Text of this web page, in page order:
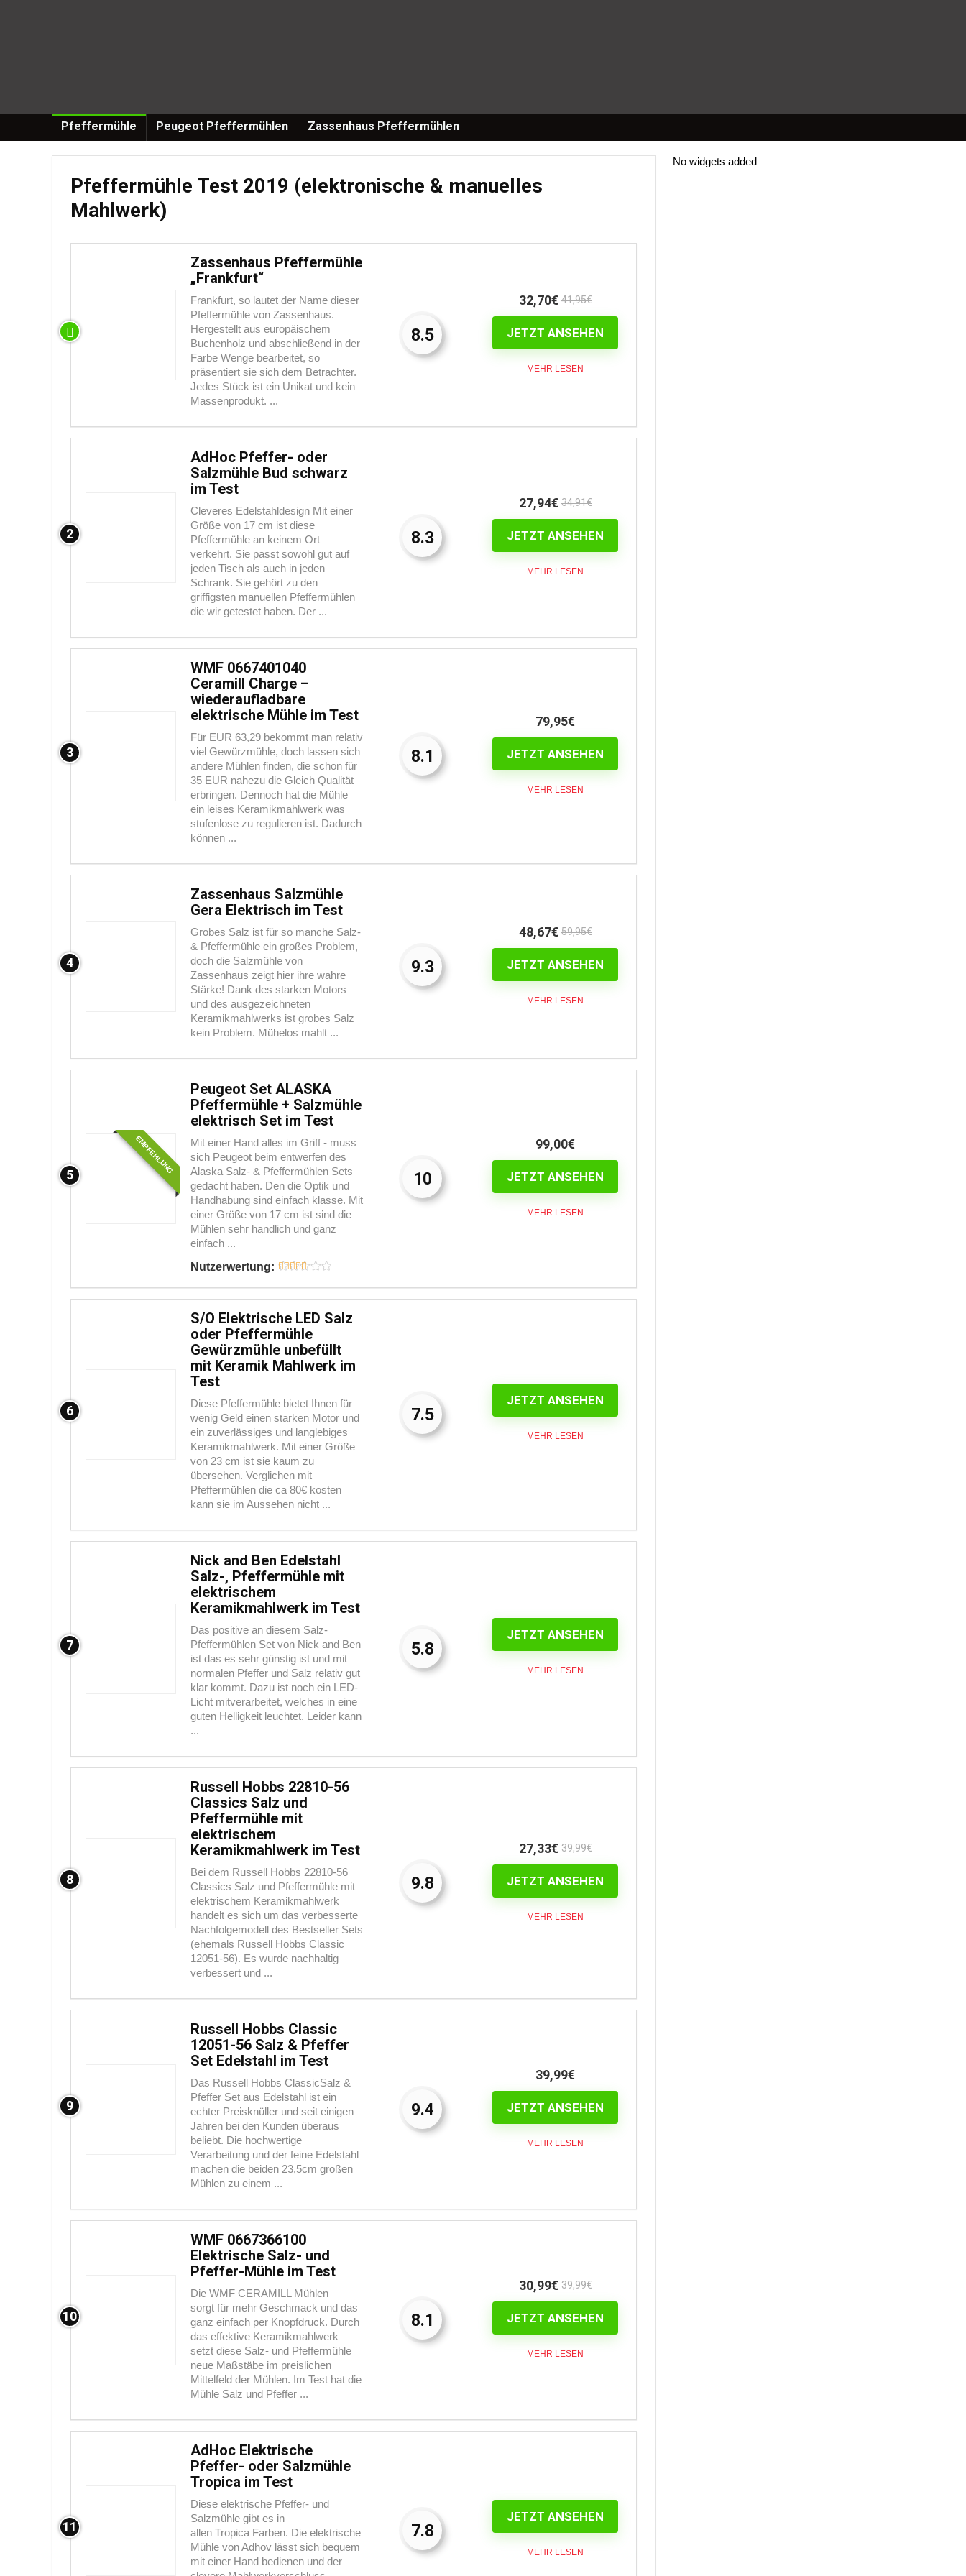
Pfeffermühle Peugeot Pfeffermühlen Zassenhaus Pfeffermühlen
Pfeffermühle Test 2019 (elektronische & manuelles
Mahlwerk)
Zassenhaus Pfeffermühle
„Frankfurt“
Frankfurt, so lautet der Name dieser
Pfeffermühle von Zassenhaus.
Hergestellt aus europäischem
Buchenholz und abschließend in der
Farbe Wenge bearbeitet, so
präsentiert sie sich dem Betrachter.
Jedes Stück ist ein Unikat und kein
Massenprodukt. ...
8.5
32,70€ 41,95€
JETZT ANSEHEN
MEHR LESEN
2
AdHoc Pfeffer- oder
Salzmühle Bud schwarz
im Test
Cleveres Edelstahldesign Mit einer
Größe von 17 cm ist diese
Pfeffermühle an keinem Ort
verkehrt. Sie passt sowohl gut auf
jeden Tisch als auch in jeden
Schrank. Sie gehört zu den
griffigsten manuellen Pfeffermühlen
die wir getestet haben. Der ...
8.3
27,94€ 34,91€
JETZT ANSEHEN
MEHR LESEN
3
WMF 0667401040
Ceramill Charge –
wiederaufladbare
elektrische Mühle im Test
Für EUR 63,29 bekommt man relativ
viel Gewürzmühle, doch lassen sich
andere Mühlen finden, die schon für
35 EUR nahezu die Gleich Qualität
erbringen. Dennoch hat die Mühle
ein leises Keramikmahlwerk was
stufenlose zu regulieren ist. Dadurch
können ...
8.1
79,95€
JETZT ANSEHEN
MEHR LESEN
4
Zassenhaus Salzmühle
Gera Elektrisch im Test
Grobes Salz ist für so manche Salz-
& Pfeffermühle ein großes Problem,
doch die Salzmühle von
Zassenhaus zeigt hier ihre wahre
Stärke! Dank des starken Motors
und des ausgezeichneten
Keramikmahlwerks ist grobes Salz
kein Problem. Mühelos mahlt ...
9.3
48,67€ 59,95€
JETZT ANSEHEN
MEHR LESEN
EMPFEHLUNG
5
Peugeot Set ALASKA
Pfeffermühle + Salzmühle
elektrisch Set im Test
Mit einer Hand alles im Griff - muss
sich Peugeot beim entwerfen des
Alaska Salz- & Pfeffermühlen Sets
gedacht haben. Den die Optik und
Handhabung sind einfach klasse. Mit
einer Größe von 17 cm ist sind die
Mühlen sehr handlich und ganz
einfach ...
Nutzerwertung:
10
99,00€
JETZT ANSEHEN
MEHR LESEN
6
S/O Elektrische LED Salz
oder Pfeffermühle
Gewürzmühle unbefüllt
mit Keramik Mahlwerk im
Test
Diese Pfeffermühle bietet Ihnen für
wenig Geld einen starken Motor und
ein zuverlässiges und langlebiges
Keramikmahlwerk. Mit einer Größe
von 23 cm ist sie kaum zu
übersehen. Verglichen mit
Pfeffermühlen die ca 80€ kosten
kann sie im Aussehen nicht ...
7.5
JETZT ANSEHEN
MEHR LESEN
7
Nick and Ben Edelstahl
Salz-, Pfeffermühle mit
elektrischem
Keramikmahlwerk im Test
Das positive an diesem Salz-
Pfeffermühlen Set von Nick and Ben
ist das es sehr günstig ist und mit
normalen Pfeffer und Salz relativ gut
klar kommt. Dazu ist noch ein LED-
Licht mitverarbeitet, welches in eine
guten Helligkeit leuchtet. Leider kann
...
5.8
JETZT ANSEHEN
MEHR LESEN
8
Russell Hobbs 22810-56
Classics Salz und
Pfeffermühle mit
elektrischem
Keramikmahlwerk im Test
Bei dem Russell Hobbs 22810-56
Classics Salz und Pfeffermühle mit
elektrischem Keramikmahlwerk
handelt es sich um das verbesserte
Nachfolgemodell des Bestseller Sets
(ehemals Russell Hobbs Classic
12051-56). Es wurde nachhaltig
verbessert und ...
9.8
27,33€ 39,99€
JETZT ANSEHEN
MEHR LESEN
9
Russell Hobbs Classic
12051-56 Salz & Pfeffer
Set Edelstahl im Test
Das Russell Hobbs ClassicSalz &
Pfeffer Set aus Edelstahl ist ein
echter Preisknüller und seit einigen
Jahren bei den Kunden überaus
beliebt. Die hochwertige
Verarbeitung und der feine Edelstahl
machen die beiden 23,5cm großen
Mühlen zu einem ...
9.4
39,99€
JETZT ANSEHEN
MEHR LESEN
10
WMF 0667366100
Elektrische Salz- und
Pfeffer-Mühle im Test
Die WMF CERAMILL Mühlen
sorgt für mehr Geschmack und das
ganz einfach per Knopfdruck. Durch
das effektive Keramikmahlwerk
setzt diese Salz- und Pfeffermühle
neue Maßstäbe im preislichen
Mittelfeld der Mühlen. Im Test hat die
Mühle Salz und Pfeffer ...
8.1
30,99€ 39,99€
JETZT ANSEHEN
MEHR LESEN
11
AdHoc Elektrische
Pfeffer- oder Salzmühle
Tropica im Test
Diese elektrische Pfeffer- und
Salzmühle gibt es in
allen Tropica Farben. Die elektrische
Mühle von Adhov lässt sich bequem
mit einer Hand bedienen und der
7.8
JETZT ANSEHEN
MEHR LESEN
No widgets added